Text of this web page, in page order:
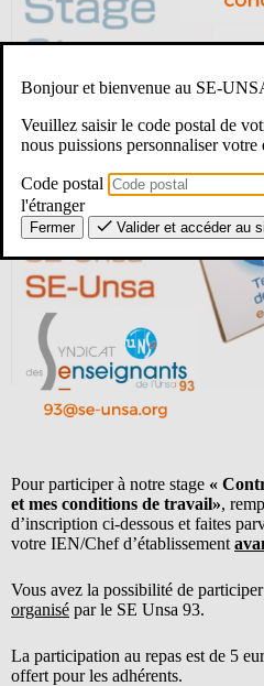
Pour participer à notre stage «
et mes conditions de travail»,
d’inscription ci-dessous et faites
votre IEN/Chef d’établissement
Vous avez la possibilité de participer
organisé par le SE Unsa 93.
La participation au repas est de 5
offert pour les adhérents.
Bonjour et bienvenue au SE-
Veuillez saisir le code postal de
nous puissions personnaliser votre
Code postal
l'étranger
Fermer Valider et accéder au